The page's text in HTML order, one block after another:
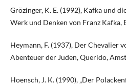
Grözinger, K. E. (1992), Kafka und
Werk und Denken von Franz
Heymann, F. (1937), Der Chevalier
Abenteuer der Juden, Querido,
Hoensch, J. K. (1990), „Der